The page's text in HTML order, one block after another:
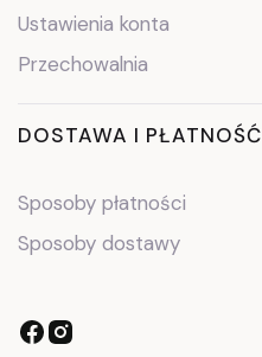
Ustawienia konta
Przechowalnia
DOSTAWA I PŁATNOŚĆ
Sposoby płatności
Sposoby dostawy